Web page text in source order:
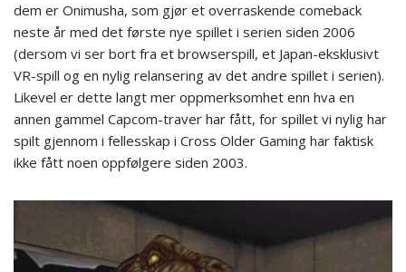
dem er Onimusha, som gjør et overraskende comeback
neste år med det første nye spillet i serien siden 2006
(dersom vi ser bort fra et browserspill, et Japan-eksklusivt
VR-spill og en nylig relansering av det andre spillet i serien).
Likevel er dette langt mer oppmerksomhet enn hva en
annen gammel Capcom-traver har fått, for spillet vi nylig har
spilt gjennom i fellesskap i Cross Older Gaming har faktisk
ikke fått noen oppfølgere siden 2003.